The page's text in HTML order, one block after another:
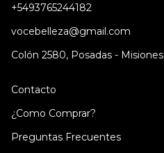
+5493765244182
vocebelleza@gmail.com
Colón 2580, Posadas - Misiones
Contacto
¿Como Comprar?
Preguntas Frecuentes